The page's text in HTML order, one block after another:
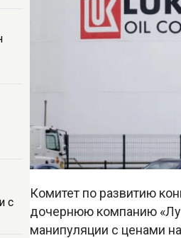
с
Комитет по развитию
дочернюю компанию
манипуляции с ценами